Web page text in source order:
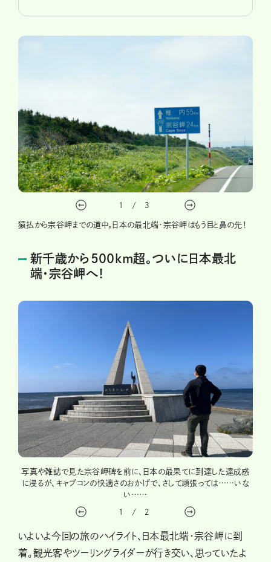
1 / 3
猿払から宗谷岬までの道中。日本の最北端・宗谷岬はもう目と鼻の先！
新千歳から500km超。ついに日本最北
端・宗谷岬へ！
写真や雑誌で見た宗谷岬碑を前に、日本の最果てに到達した達成感
に浸るが、キャブコンの快適さのおかげで、さして頑張っては……いな
い……
1 / 2
いよいよ今回の旅のハイライト、日本最北端・宗谷岬に到
着。観光客やツーリングライダーが行き交い、思っていたよ